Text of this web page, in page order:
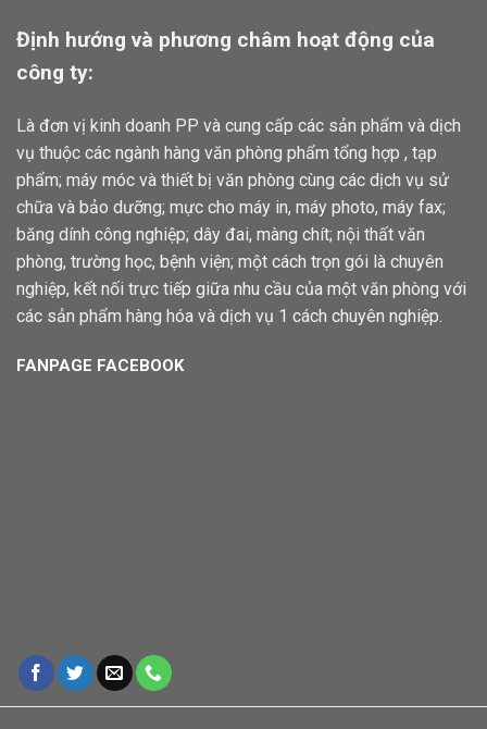
Định hướng và phương châm hoạt động của
công ty:
Là đơn vị kinh doanh PP và cung cấp các sản phẩm và dịch
vụ thuộc các ngành hàng văn phòng phẩm tổng hợp , tạp
phẩm; máy móc và thiết bị văn phòng cùng các dịch vụ sử
chữa và bảo dưỡng; mực cho máy in, máy photo, máy fax;
băng dính công nghiệp; dây đai, màng chít; nội thất văn
phòng, trường học, bệnh viện; một cách trọn gói là chuyên
nghiệp, kết nối trực tiếp giữa nhu cầu của một văn phòng với
các sản phẩm hàng hóa và dịch vụ 1 cách chuyên nghiệp.
FANPAGE FACEBOOK